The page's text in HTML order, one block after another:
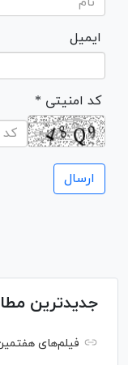
ایمیل
* کد امنیتی
جدیدترین
فیلم‌های